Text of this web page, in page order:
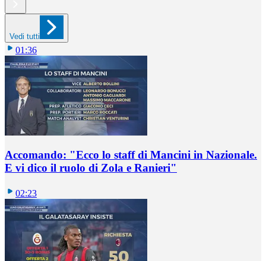
Vedi tutti
01:36
Accomando: "Ecco lo staff di Mancini in Nazionale.
E vi dico il ruolo di Zola e Ranieri"
02:23